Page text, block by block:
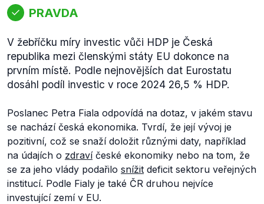
PRAVDA
V žebříčku míry investic vůči HDP je Česká
republika mezi členskými státy EU dokonce na
prvním místě. Podle nejnovějších dat Eurostatu
dosáhl podíl investic v roce 2024 26,5 % HDP.
Poslanec Petra Fiala odpovídá na dotaz, v jakém stavu
se nachází česká ekonomika. Tvrdí, že její vývoj je
pozitivní, což se snaží doložit různými daty, například
na údajích o zdravíčeské ekonomiky nebo na tom, že
se za jeho vlády podařilo snížit deficit sektoru veřejných
institucí. Podle Fialy je také ČR druhou nejvíce
investující zemí v EU.